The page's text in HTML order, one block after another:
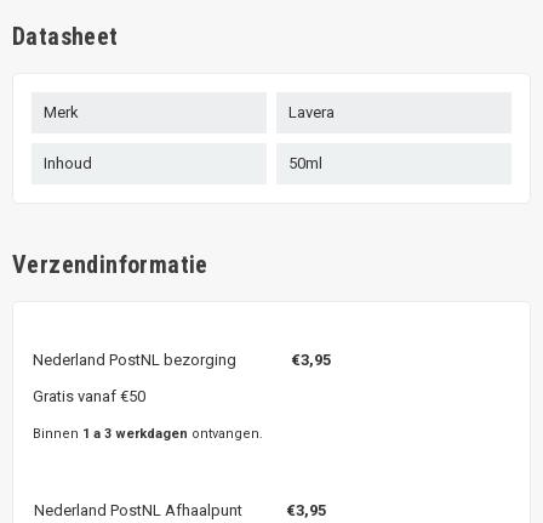
Datasheet
Merk Lavera
Inhoud 50ml
Verzendinformatie
Nederland PostNL bezorging €3,95
Gratis vanaf €50
Binnen 1 a 3 werkdagen ontvangen.
Nederland PostNL Afhaalpunt €3,95